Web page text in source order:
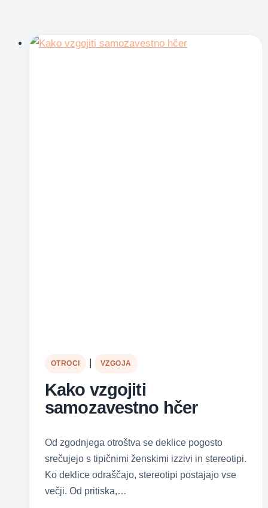
OTROCI VZGOJA
Kako vzgojiti
samozavestno hčer
Od zgodnjega otroštva se deklice pogosto
srečujejo s tipičnimi ženskimi izzivi in stereotipi.
Ko deklice odraščajo, stereotipi postajajo vse
večji. Od pritiska,…